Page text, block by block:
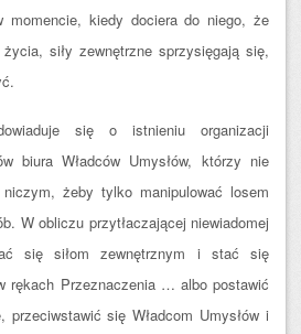
momencie, kiedy dociera do niego, że
siły zewnętrzne sprzysięgają się,
się o istnieniu organizacji
biura Władców Umysłów, którzy nie
żeby tylko manipulować losem
W obliczu przytłaczającej niewiadomej
się siłom zewnętrznym i stać się
rękach Przeznaczenia … albo postawić
się Władcom Umysłów i